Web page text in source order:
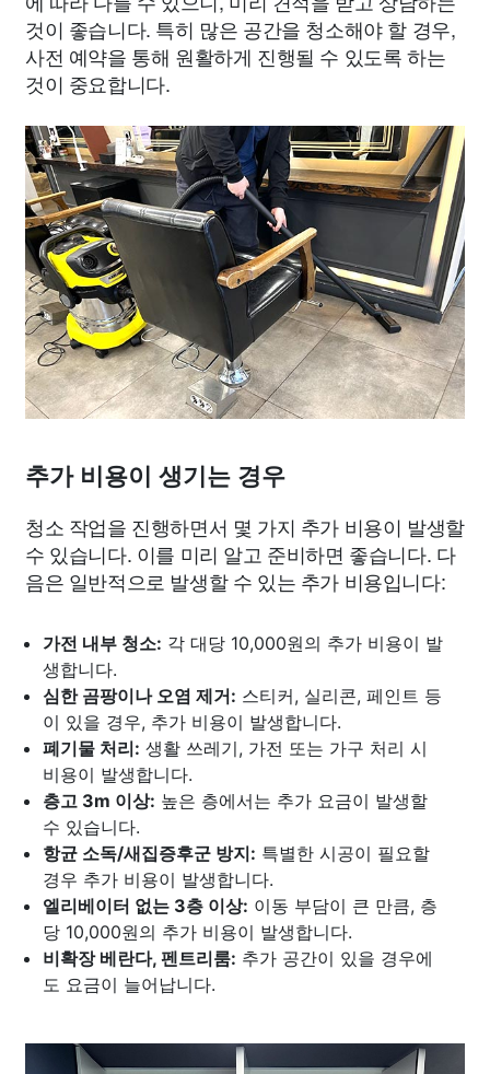
것이 좋습니다. 특히 많은 공간을 청소해야 할 경우,
사전 예약을 통해 원활하게 진행될 수 있도록 하는
것이 중요합니다.
추가 비용이 생기는 경우
청소 작업을 진행하면서 몇 가지 추가 비용이 발생할
수 있습니다. 이를 미리 알고 준비하면 좋습니다. 다
음은 일반적으로 발생할 수 있는 추가 비용입니다:
가전 내부 청소: 각 대당 10,000원의 추가 비용이 발
생합니다.
심한 곰팡이나 오염 제거: 스티커, 실리콘, 페인트 등
이 있을 경우, 추가 비용이 발생합니다.
폐기물 처리: 생활 쓰레기, 가전 또는 가구 처리 시
비용이 발생합니다.
층고 3m 이상: 높은 층에서는 추가 요금이 발생할
수 있습니다.
항균 소독/새집증후군 방지: 특별한 시공이 필요할
경우 추가 비용이 발생합니다.
엘리베이터 없는 3층 이상: 이동 부담이 큰 만큼, 층
당 10,000원의 추가 비용이 발생합니다.
비확장 베란다, 펜트리룸: 추가 공간이 있을 경우에
도 요금이 늘어납니다.